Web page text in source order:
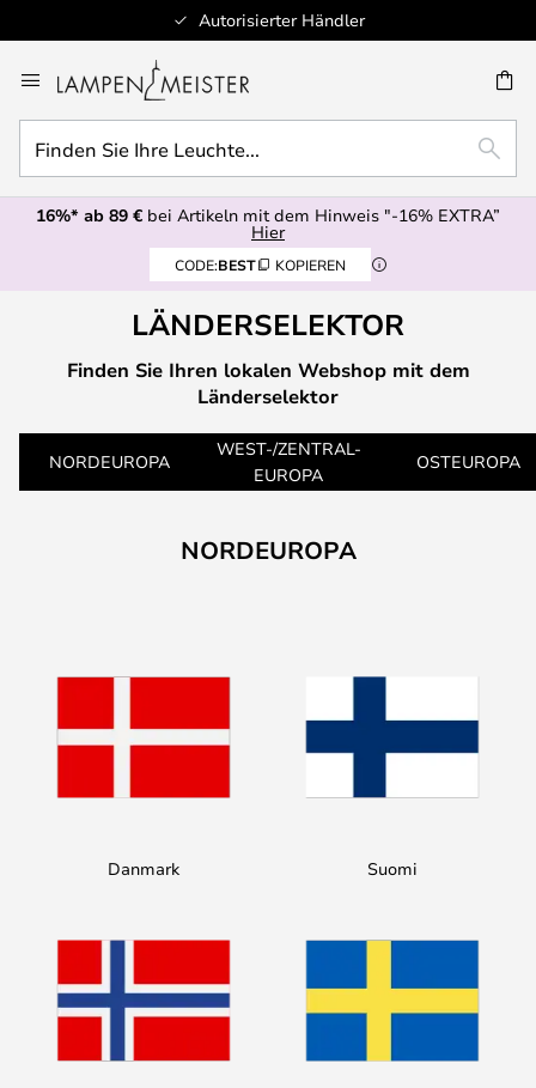
Autorisierter Händler
Inhalt
springen
Sie
Ihre
Leuchte...
16%* ab 89 € bei Artikeln mit dem Hinweis "-16% EXTRA”
Hier
CODE:BEST KOPIEREN
LÄNDERSELEKTOR
Finden Sie Ihren lokalen Webshop mit dem
Länderselektor
NORDEUROPA
WEST-/ZENTRAL-
EUROPA
OSTEUROPA
NORDEUROPA
Danmark Suomi